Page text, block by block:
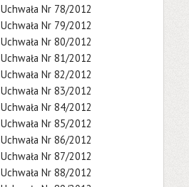
Uchwała Nr 78/2012
Uchwała Nr 79/2012
Uchwała Nr 80/2012
Uchwała Nr 81/2012
Uchwała Nr 82/2012
Uchwała Nr 83/2012
Uchwała Nr 84/2012
Uchwała Nr 85/2012
Uchwała Nr 86/2012
Uchwała Nr 87/2012
Uchwała Nr 88/2012